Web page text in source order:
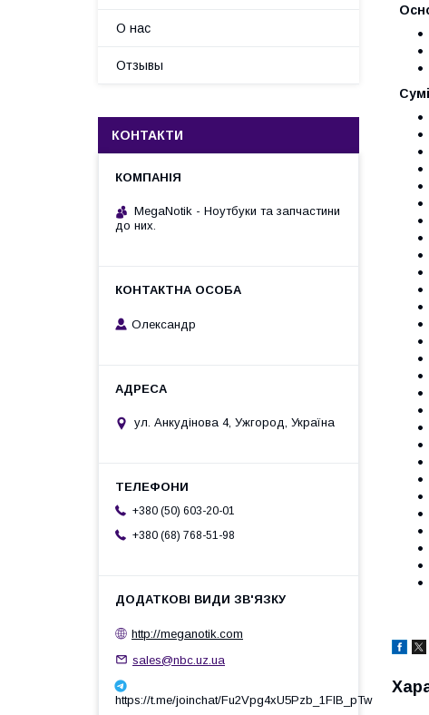
О нас
Отзывы
КОНТАКТИ
MegaNotik - Ноутбуки та запчастини
до них.
Олександр
ул. Анкудінова 4, Ужгород, Україна
+380 (50) 603-20-01
+380 (68) 768-51-98
http://meganotik.com
sales@nbc.uz.ua
https://t.me/joinchat/Fu2Vpg4xU5Pzb_1FIB_pTw